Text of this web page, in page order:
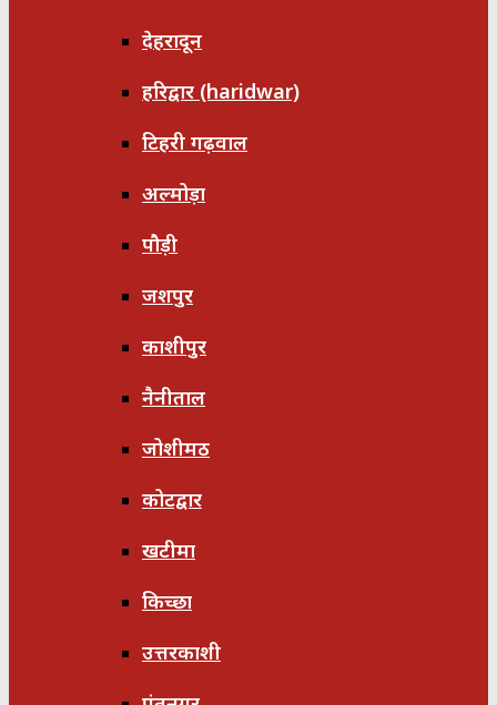
देहरादून
हरिद्वार (haridwar)
टिहरी गढ़वाल
अल्मोड़ा
पौड़ी
जशपुर
काशीपुर
नैनीताल
जोशीमठ
कोटद्वार
खटीमा
किच्छा
उत्तरकाशी